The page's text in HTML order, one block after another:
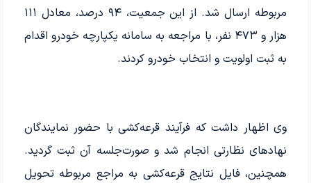
مربوطه ارسال شد. از این جمعیت، ۹۴ درصد، معادل ۱۱۱
هزار و ۴۷۳ نفر، با مراجعه به سامانه یکپارچه خودرو اقدام
به ثبت اولویت و انتخاب خودرو کردند.
وی اظهار داشت که فرآیند قرعه‌کشی با حضور نمایندگان
نهادهای نظارتی انجام شد و صورت‌جلسه آن ثبت گردید.
همچنین، فایل نتایج قرعه‌کشی به مراجع مربوطه تحویل